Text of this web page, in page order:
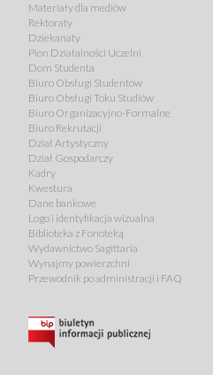
Materiały dla mediów
Rektoraty
Dziekanaty
Pion Działalności Uczelni
Dom Studenta
Biuro Obsługi Studentów
Biuro Obsługi Toku Studiów
Biuro Organizacyjno-Formalne
Biuro Rekrutacji
Dział Artystyczny
Dział Gospodarczy
Kadry
Kwestura
Dane bankowe
Logo i identyfikacja wizualna
Biblioteka z Fonoteką
Wydawnictwo Sagittaria
Wynajmy powierzchni
Przewodnik po administracji i FAQ